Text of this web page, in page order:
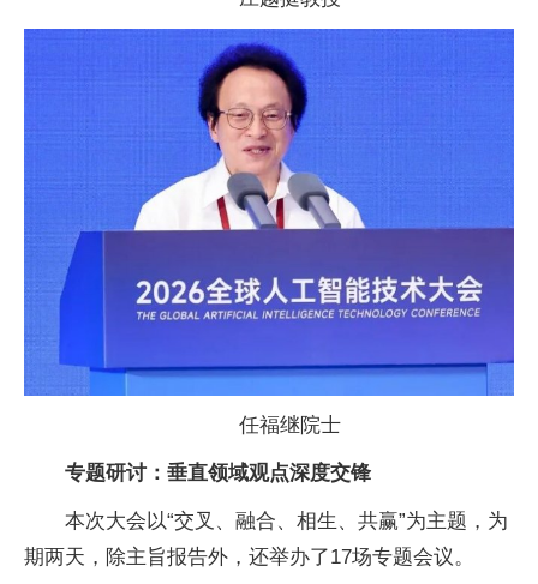
任福继院士
专题研讨：垂直领域观点深度交锋
本次大会以“交叉、融合、相生、共赢”为主题，为
期两天，除主旨报告外，还举办了17场专题会议。